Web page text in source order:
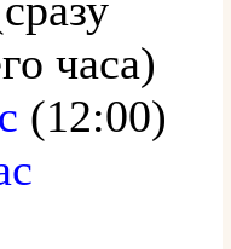
часа)
(12:00)